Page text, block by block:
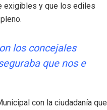
exigibles y que los ediles
los concejales
que nos e
con la ciudadanía que